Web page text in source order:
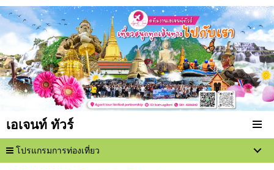
เอเจนท์ ทัวร์
โปรแกรมการท่องเที่ยว